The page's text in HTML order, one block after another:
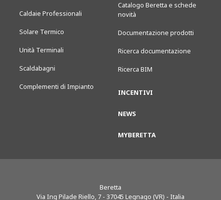
Caldaie Professionali
Solare Termico
Unità Terminali
Scaldabagni
Complementi di Impianto
Catalogo Beretta e schede
novità
Documentazione prodotti
Ricerca documentazione
Ricerca BIM
INCENTIVI
NEWS
MYBERETTA
Beretta
Via Ing Pilade Riello, 7 - 37045 Legnago (VR) - Italia